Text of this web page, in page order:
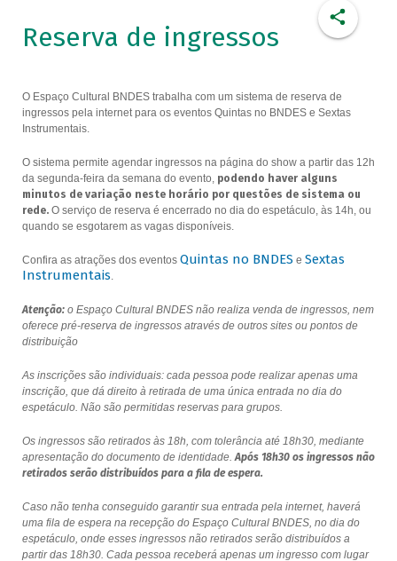
Reserva de ingressos
O Espaço Cultural BNDES trabalha com um sistema de reserva de
ingressos pela internet para os eventos Quintas no BNDES e Sextas
Instrumentais.
O sistema permite agendar ingressos na página do show a partir das 12h
da segunda-feira da semana do evento, podendo haver alguns
minutos de variação neste horário por questões de sistema ou
rede.O serviço de reserva é encerrado no dia do espetáculo, às 14h, ou
quando se esgotarem as vagas disponíveis.
Confira as atrações dos eventos Quintas no BNDES e Sextas
Instrumentais.
Atenção:o Espaço Cultural BNDES não realiza venda de ingressos, nem
oferece pré-reserva de ingressos através de outros sites ou pontos de
distribuição
As inscrições são individuais: cada pessoa pode realizar apenas uma
inscrição, que dá direito à retirada de uma única entrada no dia do
espetáculo. Não são permitidas reservas para grupos.
Os ingressos são retirados às 18h, com tolerância até 18h30, mediante
apresentação do documento de identidade.Após 18h30 os ingressos não
retirados serão distribuídos para a fila de espera.
Caso não tenha conseguido garantir sua entrada pela internet, haverá
uma fila de espera na recepção do Espaço Cultural BNDES, no dia do
espetáculo, onde esses ingressos não retirados serão distribuídos a
partir das 18h30. Cada pessoa receberá apenas um ingresso com lugar